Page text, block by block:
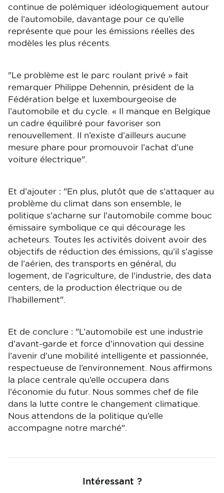
continue de polémiquer idéologiquement autour
de l’automobile, davantage pour ce qu’elle
représente que pour les émissions réelles des
modèles les plus récents.
"Le problème est le parc roulant privé » fait
remarquer Philippe Dehennin, président de la
Fédération belge et luxembourgeoise de
l’automobile et du cycle. « Il manque en Belgique
un cadre équilibré pour favoriser son
renouvellement. Il n’existe d’ailleurs aucune
mesure phare pour promouvoir l’achat d’une
voiture électrique".
Et d’ajouter : "En plus, plutôt que de s’attaquer au
problème du climat dans son ensemble, le
politique s’acharne sur l’automobile comme bouc
émissaire symbolique ce qui décourage les
acheteurs. Toutes les activités doivent avoir des
objectifs de réduction des émissions, qu’il s’agisse
de l’aérien, des transports en général, du
logement, de l’agriculture, de l’industrie, des data
centers, de la production électrique ou de
l’habillement".
Et de conclure : "L’automobile est une industrie
d’avant-garde et force d’innovation qui dessine
l’avenir d’une mobilité intelligente et passionnée,
respectueuse de l’environnement. Nous affirmons
la place centrale qu’elle occupera dans
l’économie du futur. Nous sommes chef de file
dans la lutte contre le changement climatique.
Nous attendons de la politique qu’elle
accompagne notre marché".
Intéressant ?